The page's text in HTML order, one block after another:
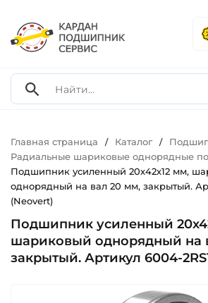
Главная страница / Каталог /
Радиальные шариковые однорядные
Подшипник усиленный 20х42х12 мм,
однорядный на вал 20 мм, закрытый.
(Neovert)
Подшипник усиленный
шариковый однорядный на
закрытый. Артикул 6004-